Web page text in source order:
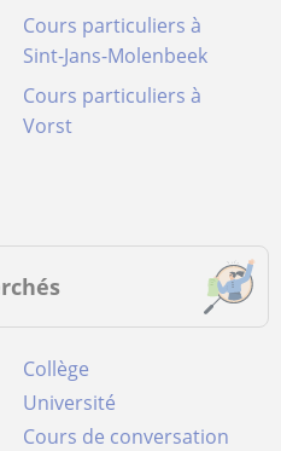
Cours particuliers à
Sint-Jans-Molenbeek
Cours particuliers à
Vorst
Collège
Université
Cours de conversation